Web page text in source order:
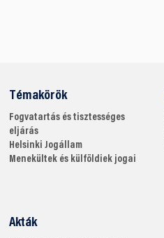
Témakörök
Fogvatartás és tisztességes
eljárás
Helsinki Jogállam
Menekültek és külföldiek jogai
Akták